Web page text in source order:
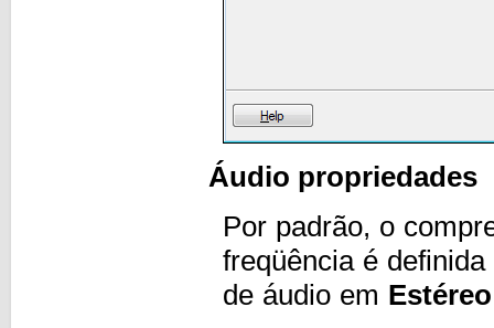
Áudio propriedades
Por padrão, o
freqüência é
de áudio em Estéreo